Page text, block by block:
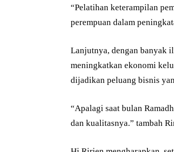
“Pelatihan keterampilan
perempuan dalam
Lanjutnya, dengan banyak
meningkatkan ekonomi
dijadikan peluang bisnis
“Apalagi saat bulan
dan kualitasnya.” tambah